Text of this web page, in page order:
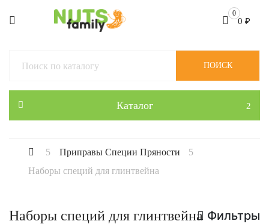
0
0 ₽
Каталог
ПОИСК
Приправы Специи Пряности
Наборы специй для глинтвейна
Наборы специй для глинтвейна Фильтры